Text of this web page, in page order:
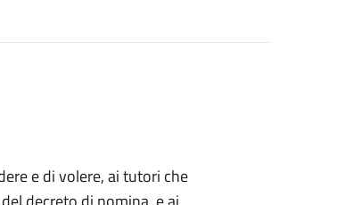
e di volere, ai tutori che